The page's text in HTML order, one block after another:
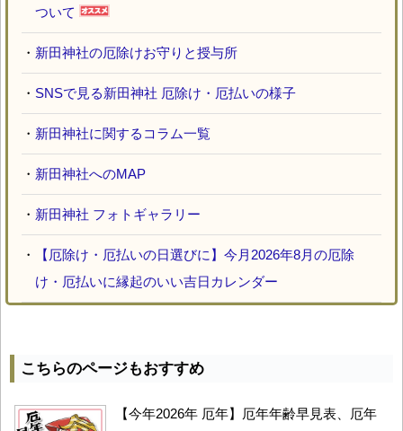
ついて
・ 新田神社の厄除けお守りと授与所
・ SNSで見る新田神社 厄除け・厄払いの様子
・ 新田神社に関するコラム一覧
・ 新田神社へのMAP
・ 新田神社 フォトギャラリー
・
【厄除け・厄払いの日選びに】今月2026年8月の厄除
け・厄払いに縁起のいい吉日カレンダー
こちらのページもおすすめ
【今年2026年 厄年】厄年年齢早見表、厄年